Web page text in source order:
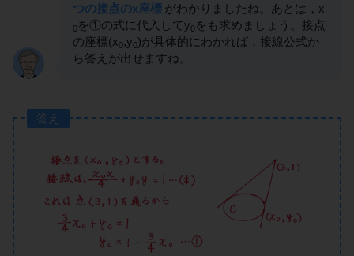
つの接点のx座標 がわかりましたね。あとは，x
0を①の式に代入してy0をも求めましょう。接点
の座標(x0,y0)が具体的にわかれば，接線公式か
ら答えが出せますね。
答え